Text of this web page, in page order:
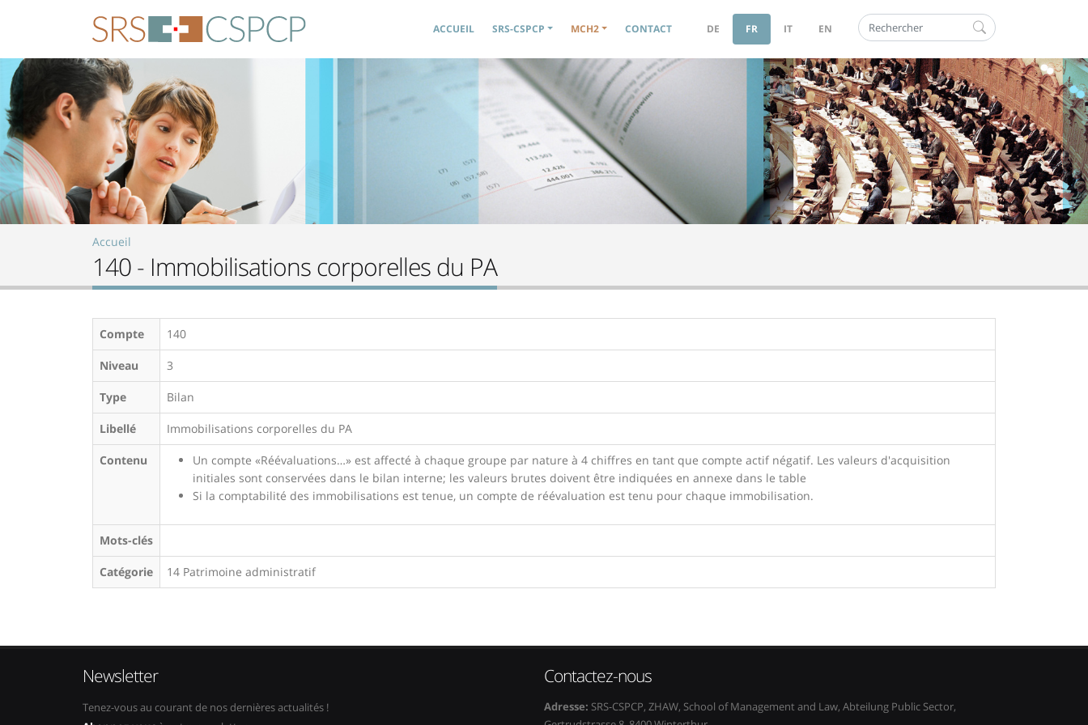
Navigation principale
ACCUEIL SRS-CSPCP MCH2 CONTACT DE FR IT EN Rechercher
Accueil
140 - Immobilisations corporelles du PA
Compte 140
Niveau 3
Type Bilan
Libellé Immobilisations corporelles du PA
Contenu
Un compte «Réévaluations…» est affecté à chaque groupe par nature à 4 chiffres en tant que compte actif négatif. Les valeurs d'acquisition
initiales sont conservées dans le bilan interne; les valeurs brutes doivent être indiquées en annexe dans le table
Si la comptabilité des immobilisations est tenue, un compte de réévaluation est tenu pour chaque immobilisation.
Mots-clés
Catégorie 14 Patrimoine administratif
Newsletter
Tenez-vous au courant de nos dernières actualités !
Contactez-nous
Adresse: SRS-CSPCP, ZHAW, School of Management and Law, Abteilung Public Sector,